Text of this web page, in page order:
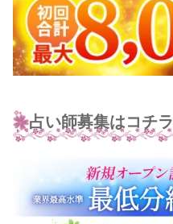
占い師募集はコチラ